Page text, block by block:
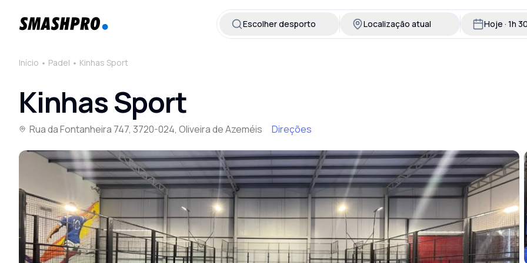
Escolher desporto Localização atual Hoje · 1h
Início Padel Kinhas Sport
Kinhas Sport
Rua da Fontanheira 747, 3720-024, Oliveira de Azeméis Direções